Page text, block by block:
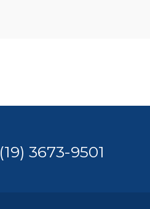
(19) 3673-9501